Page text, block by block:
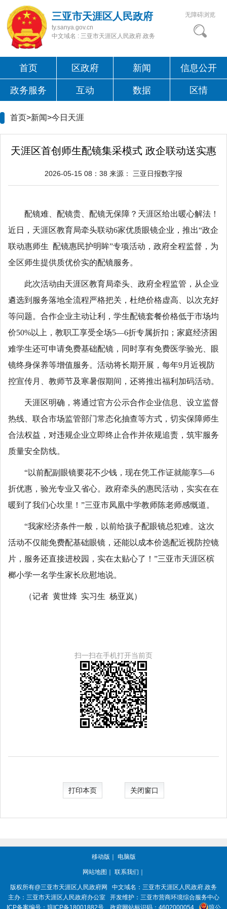
三亚市天涯区人民政府
ty.sanya.gov.cn
中文域名 : 三亚市天涯区人民政府.政务
无障碍浏览
首页 区政府 新闻 信息公开
政务服务 互动 数据 区情
首页>新闻>今日天涯
天涯区首创师生配镜集采模式 政企联动送实惠
2026-05-15 08：38 来源： 三亚日报数字报
配镜难、配镜贵、配镜无保障？天涯区给出暖心解法！
近日，天涯区教育局牵头联动6家优质眼镜企业，推出“政企
联动惠师生 配镜惠民护明眸”专项活动，政府全程监督，为
全区师生提供质优价实的配镜服务。
此次活动由天涯区教育局牵头、政府全程监管，从企业
遴选到服务落地全流程严格把关，杜绝价格虚高、以次充好
等问题。合作企业主动让利，学生配镜套餐价格低于市场均
价50%以上，教职工享受全场5—6折专属折扣；家庭经济困
难学生还可申请免费基础配镜，同时享有免费医学验光、眼
镜终身保养等增值服务。活动将长期开展，每年9月近视防
控宣传月、教师节及寒暑假期间，还将推出福利加码活动。
天涯区明确，将通过官方公示合作企业信息、设立监督
热线、联合市场监管部门常态化抽查等方式，切实保障师生
合法权益，对违规企业立即终止合作并依规追责，筑牢服务
质量安全防线。
“以前配副眼镜要花不少钱，现在凭工作证就能享5—6
折优惠，验光专业又省心。政府牵头的惠民活动，实实在在
暖到了我们心坎里！”三亚市凤凰中学教师陈老师感慨道。
“我家经济条件一般，以前给孩子配眼镜总犯难。这次
活动不仅能免费配基础眼镜，还能以成本价选配近视防控镜
片，服务还直接进校园，实在太贴心了！”三亚市天涯区槟
榔小学一名学生家长欣慰地说。
（记者 黄世烽 实习生 杨亚岚）
扫一扫在手机打开当前页
打印本页 关闭窗口
移动版 ｜ 电脑版
网站地图 ｜ 联系我们 ｜
版权所有@三亚市天涯区人民政府网 中文域名： 三亚市天涯区人民政府.政务
主办：三亚市天涯区人民政府办公室
开发维护：三亚市营商环境综合服务中心
ICP备案编号： 琼ICP备18001882号 政府网站标识码： 4602000054 琼公